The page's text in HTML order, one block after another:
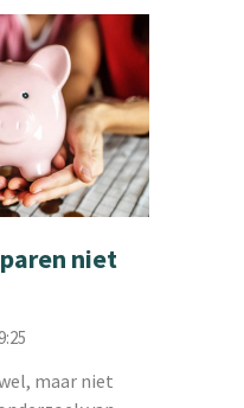
niet
maar niet